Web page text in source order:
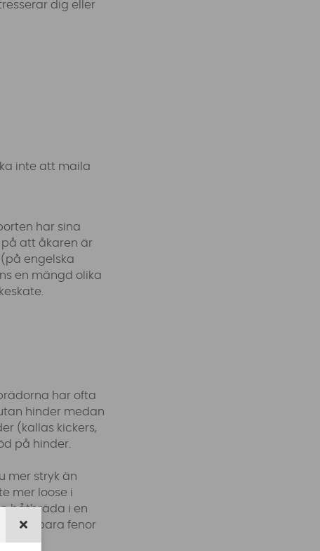
dig eller
inte att maila
har sina
att åkaren är
engelska
en mängd olika
har ofta
hinder medan
(kallas kickers,
på hinder.
mer stryk än
mer loose i
båtbräda i en
avtagbara fenor